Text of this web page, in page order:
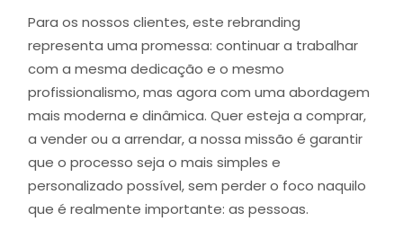
Para os nossos clientes, este rebranding
representa uma promessa: continuar a trabalhar
com a mesma dedicação e o mesmo
profissionalismo, mas agora com uma abordagem
mais moderna e dinâmica. Quer esteja a comprar,
a vender ou a arrendar, a nossa missão é garantir
que o processo seja o mais simples e
personalizado possível, sem perder o foco naquilo
que é realmente importante: as pessoas.